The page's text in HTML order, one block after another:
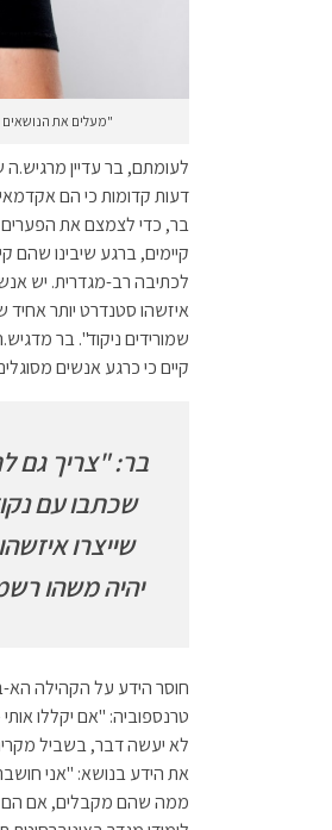
"מעלים את הנושאים
לעומתם, בר עדיין
דעות קדומות כי הם
בר, כדי לצמצם את
קיימים, ברגע שיבינו שהם
לכתיבה רב-מגדרית. יש
איזשהו סטנדרט יותר
שמורידים ניקוד". בר
קיים כי כרגע אנשים
בר: "צריך גם
שכתבו עם
שייצרו
יהיה משהו
חוסר הידע על הקהילה
טרנספוביה: "אם יקללו
לא יעשה דבר, בשביל
את הידע בנושא: "אני
ממה שהם מקבלים, אם הם